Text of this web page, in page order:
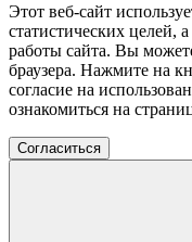
Этот веб-сайт
статистических целей,
работы сайта. Вы
браузера. Нажмите на
согласие на
ознакомиться на
Согласиться